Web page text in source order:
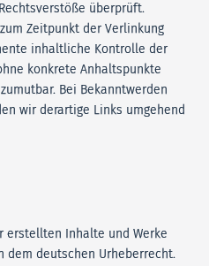
überprüft.
Zeitpunkt der Verlinkung
inhaltliche Kontrolle der
konkrete Anhaltspunkte
Bei Bekanntwerden
wir derartige Links umgehend
erstellten Inhalte und Werke
deutschen Urheberrecht.